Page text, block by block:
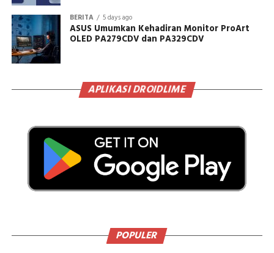
BERITA 5 days ago
ASUS Umumkan Kehadiran Monitor ProArt
OLED PA279CDV dan PA329CDV
APLIKASI DROIDLIME
POPULER